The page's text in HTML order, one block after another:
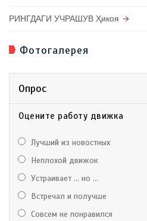
РИНГДАГИ УЧРАШУВ Ҳикоя
Фотогалерея
Опрос
Оцените работу движка
Лучший из новостных
Неплохой движок
Устраивает ... но ...
Встречал и получше
Совсем не понравился